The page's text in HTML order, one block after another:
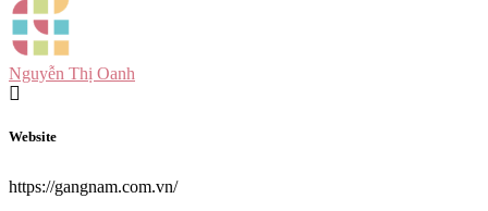
Nguyễn Thị Oanh
Website
https://gangnam.com.vn/